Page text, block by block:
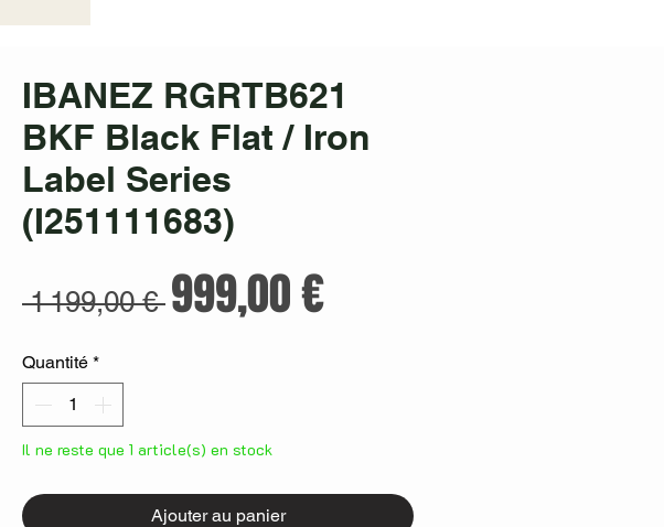
IBANEZ RGRTB621
BKF Black Flat / Iron
Label Series
(I251111683)
1 199,00 € Prix
999,00 €Prix
Quantité *
Il ne reste que 1 article(s) en stock
Ajouter au panier